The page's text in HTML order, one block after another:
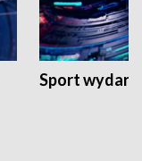
Sport